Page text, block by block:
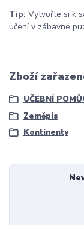
Tip: Vytvořte si k
učení v zábavné
Zboží
UČEBNÍ
Zeměpis
Kontinenty